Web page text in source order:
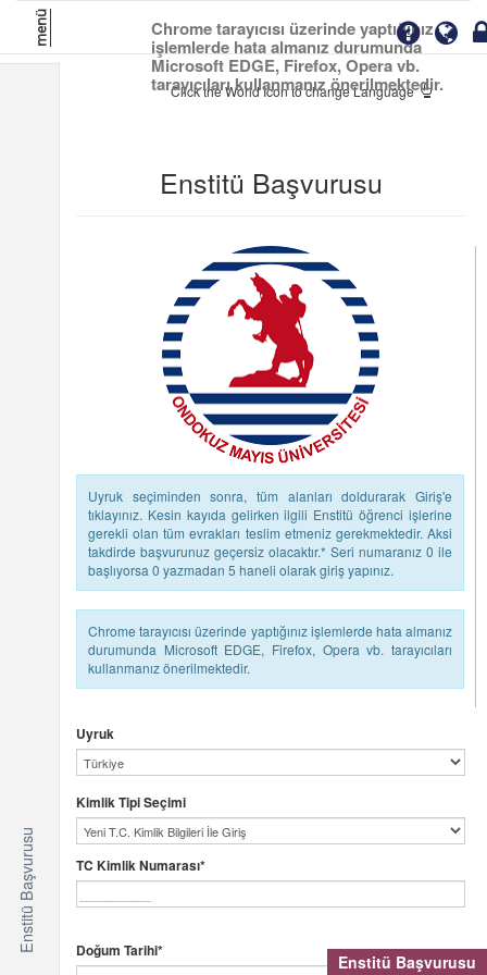
Enstitü Başvurusu
menü Chrome tarayıcısı üzerinde yaptığınız
işlemlerde hata almanız durumunda
Microsoft EDGE, Firefox, Opera vb.
tarayıcıları kullanmanız önerilmektedir.
Enstitü Başvurusu
Click the World Icon to change Language
Enstitü Başvurusu
Uyruk seçiminden sonra, tüm alanları doldurarak Giriş'e
tıklayınız. Kesin kayıda gelirken ilgili Enstitü öğrenci işlerine
gerekli olan tüm evrakları teslim etmeniz gerekmektedir. Aksi
takdirde başvurunuz geçersiz olacaktır.* Seri numaranız 0 ile
başlıyorsa 0 yazmadan 5 haneli olarak giriş yapınız.
Chrome tarayıcısı üzerinde yaptığınız işlemlerde hata almanız
durumunda Microsoft EDGE, Firefox, Opera vb. tarayıcıları
kullanmanız önerilmektedir.
Uyruk
Kimlik Tipi Seçimi
TC Kimlik Numarası*
Doğum Tarihi*